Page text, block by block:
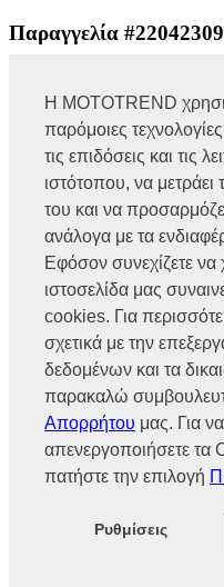
Η MOTOTREND
παρόμοιες τεχνολογίες
τις επιδόσεις και τις
ιστότοπου, να μετράει
του και να
ανάλογα με τα
Εφόσον συνεχίζετε να
ιστοσελίδα μας
cookies. Για
σχετικά με την
δεδομένων και τα
παρακαλώ
Απορρήτου μας. Για
απενεργοποιήσετε
πατήστε την επιλογή
Ρυθμίσεις
Παραγγελία
Βρυούλων 56, Ν.
14341, Αθήνα
Αρ. Γ.Ε.ΜΗ 002466101000
Τηλ.:2102585991
Φαξ.:2102585993
Ε-mail:info@mototrend.gr
Μάθετε Περισσότερα
Η Εταιρεία
Brands
Νέα
Οικονομικά στοιχεία
Υποστήριξη
Επικοινωνία
Γίνε συνεργάτης
Πολιτική απορρήτου